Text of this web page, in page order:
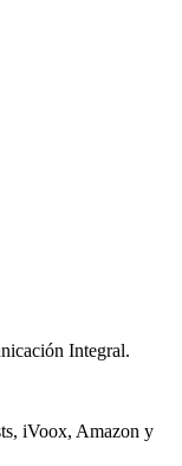
Integral.
iVoox, Amazon y